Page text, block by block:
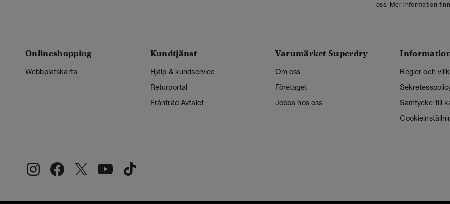
oss. Mer information
Onlineshopping
Webbplatskarta
Kundtjänst
Hjälp & kundservice
Returportal
Frånträd Avtalet
Varumärket Superdry
Om oss
Företaget
Jobba hos oss
Regler och
Samtycke till